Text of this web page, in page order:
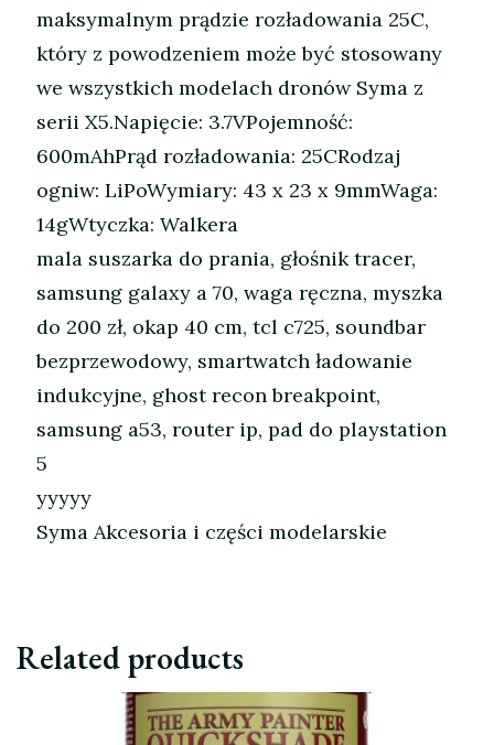
maksymalnym prądzie rozładowania 25C,
który z powodzeniem może być stosowany
we wszystkich modelach dronów Syma z
serii X5.Napięcie: 3.7VPojemność:
600mAhPrąd rozładowania: 25CRodzaj
ogniw: LiPoWymiary: 43 x 23 x 9mmWaga:
14gWtyczka: Walkera
mala suszarka do prania, głośnik tracer,
samsung galaxy a 70, waga ręczna, myszka
do 200 zł, okap 40 cm, tcl c725, soundbar
bezprzewodowy, smartwatch ładowanie
indukcyjne, ghost recon breakpoint,
samsung a53, router ip, pad do playstation
5
yyyyy
Syma Akcesoria i części modelarskie
Related products